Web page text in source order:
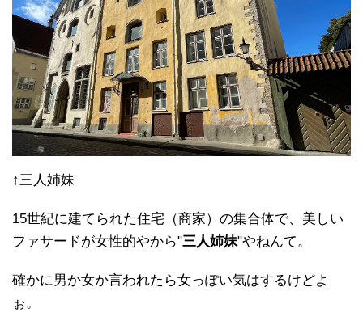
体が石になっちゃったんだって～（棒）
そんで、それを哀れんだ市民が彼の名前を教会に冠す
ることにしたんだって～（棒）
だいぶクオリティ低い創り話やな